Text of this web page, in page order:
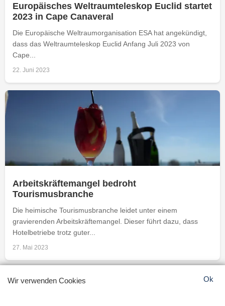
Europäisches Weltraumteleskop Euclid startet
2023 in Cape Canaveral
Die Europäische Weltraumorganisation ESA hat angekündigt,
dass das Weltraumteleskop Euclid Anfang Juli 2023 von
Cape...
22. Juni 2023
Arbeitskräftemangel bedroht
Tourismusbranche
Die heimische Tourismusbranche leidet unter einem
gravierenden Arbeitskräftemangel. Dieser führt dazu, dass
Hotelbetriebe trotz guter...
27. Mai 2023
Wir verwenden Cookies Ok